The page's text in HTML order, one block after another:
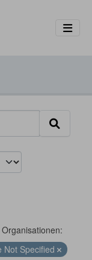
Organisationen:
Not Specified